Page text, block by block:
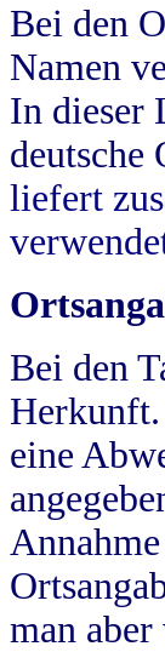
Bei den
Namen
In dieser
deutsche
liefert
Bei den
Herkunft.
eine
man